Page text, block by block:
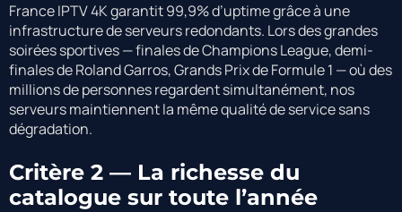
France IPTV 4K garantit 99,9% d’uptime grâce à une
infrastructure de serveurs redondants. Lors des grandes
soirées sportives — finales de Champions League, demi-
finales de Roland Garros, Grands Prix de Formule 1 — où des
millions de personnes regardent simultanément, nos
serveurs maintiennent la même qualité de service sans
dégradation.
Critère 2 — La richesse du
catalogue sur toute l’année